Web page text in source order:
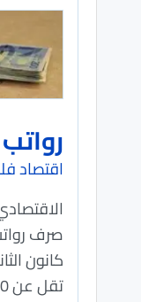
اقتصاد
صرف
كانون
تقل عن 70%، وبحد أدناه 3500 شيكل.